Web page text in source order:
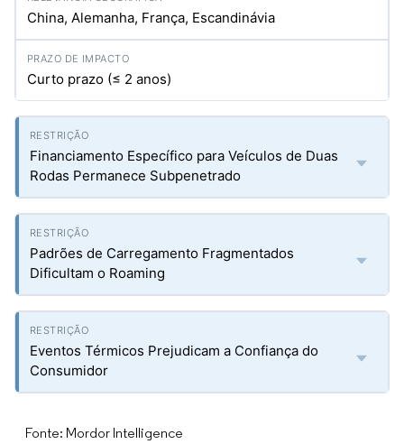
China, Alemanha, França, Escandinávia
Curto prazo (≤ 2 anos)
Financiamento Específico para Veículos de Duas
Rodas Permanece Subpenetrado
Padrões de Carregamento Fragmentados
Dificultam o Roaming
Eventos Térmicos Prejudicam a Confiança do
Consumidor
Fonte: Mordor Intelligence